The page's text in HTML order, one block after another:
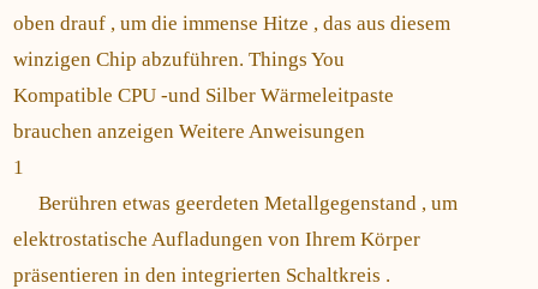
oben drauf , um die immense Hitze , das aus diesem
winzigen Chip abzuführen. Things You
Kompatible CPU -und Silber Wärmeleitpaste
brauchen anzeigen Weitere Anweisungen
1
Berühren etwas geerdeten Metallgegenstand , um
elektrostatische Aufladungen von Ihrem Körper
präsentieren in den integrierten Schaltkreis .